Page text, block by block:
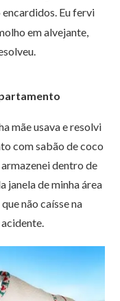
Eu fervi
em alvejante,
mãe usava e resolvi
com sabão de coco
dentro de
janela de minha área
não caísse na
acidente.